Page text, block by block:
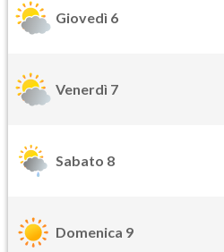
Giovedì 6
Venerdì 7
Sabato 8
Domenica 9